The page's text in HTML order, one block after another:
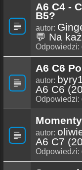
A6 C4 -
B5?
autor:
💬 Na
Odpowiedzi:
A6 C6
autor:
A6 C6
Odpowiedzi:
autor:
A6 C7
Odpowiedzi: